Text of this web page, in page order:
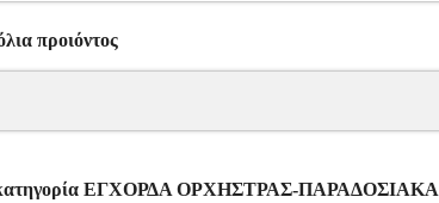
προιόντος
κατηγορία ΕΓΧΟΡΔΑ ΟΡΧΗΣΤΡΑΣ-ΠΑΡΑΔΟΣΙΑΚΑ